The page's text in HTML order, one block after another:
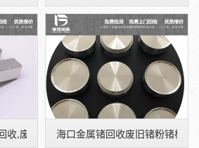
收,废锗回收价格海口金属锗回收废旧锗粉锗棒回